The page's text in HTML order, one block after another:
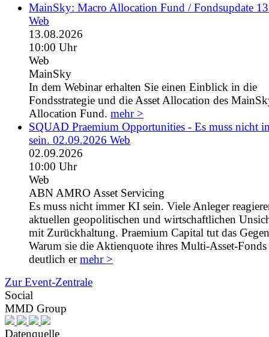
MainSky: Macro Allocation Fund / Fondsupdate
Web
13.08.2026
10:00 Uhr
Web
MainSky
In dem Webinar erhalten Sie einen Einblick in die
Fondsstrategie und die Asset Allocation des
Allocation Fund. mehr >
SQUAD Praemium Opportunities - Es muss nicht
sein. 02.09.2026 Web
02.09.2026
10:00 Uhr
Web
ABN AMRO Asset Servicing
Es muss nicht immer KI sein. Viele Anleger
aktuellen geopolitischen und wirtschaftlichen
mit Zurückhaltung. Praemium Capital tut das
Warum sie die Aktienquote ihres Multi-Asset-Fonds
deutlich ermehr >
Zur Event-Zentrale
Social
MMD Group
Datenquelle